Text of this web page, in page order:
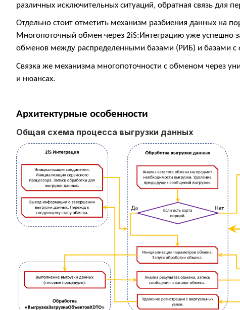
различных исключительных ситуаций, обратная связь для
Отдельно стоит отметить механизм разбиения данных
Многопоточный обмен через 2iS:Интеграцию уже успешно
обменов между распределенными базами (РИБ) и базами
Связка же механизма многопоточности с обменом через
и нюансах.
Архитектурные особенности
Общая схема процесса выгрузки данных